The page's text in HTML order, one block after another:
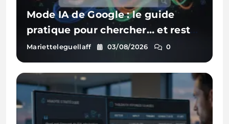
Mode IA de Google : le guide
pratique pour chercher… et rester
visible
Marietteleguellaff 03/08/2026 0